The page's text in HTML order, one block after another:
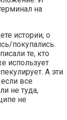
на
истории, о
покупались.
те, кто
использует
А эти
все
не туда,
не